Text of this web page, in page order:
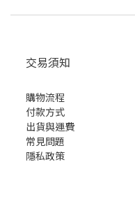
交易須知
購物流程
付款方式
出貨與運費
常見問題
隱私政策